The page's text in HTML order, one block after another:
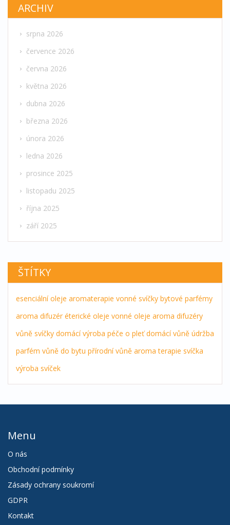
ARCHIV
srpna 2026
července 2026
června 2026
května 2026
dubna 2026
března 2026
února 2026
ledna 2026
prosince 2025
listopadu 2025
října 2025
září 2025
ŠTÍTKY
esenciální oleje aromaterapie vonné svíčky bytové parfémy
aroma difuzér éterické oleje vonné oleje aroma difuzéry
vůně svíčky domácí výroba péče o pleť domácí vůně údržba
parfém vůně do bytu přírodní vůně aroma terapie svíčka
výroba svíček
Menu
O nás
Obchodní podmínky
Zásady ochrany soukromí
GDPR
Kontakt